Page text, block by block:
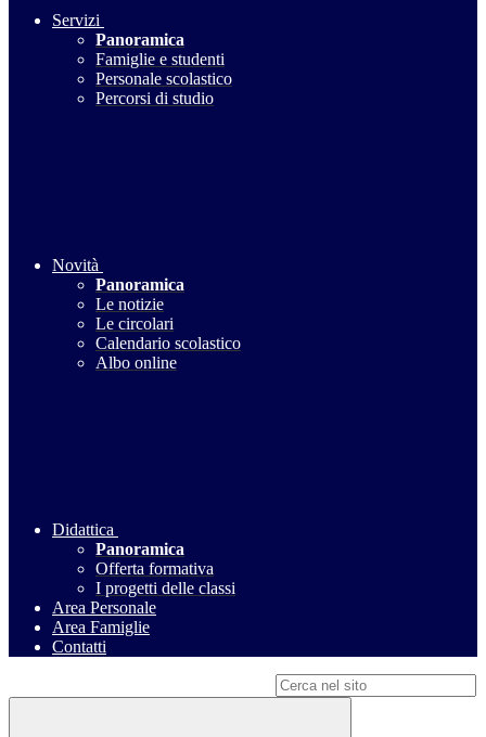
Servizi
Panoramica
Famiglie e studenti
Personale scolastico
Percorsi di studio
Novità
Panoramica
Le notizie
Le circolari
Calendario scolastico
Albo online
Didattica
Panoramica
Offerta formativa
I progetti delle classi
Area Personale
Area Famiglie
Contatti